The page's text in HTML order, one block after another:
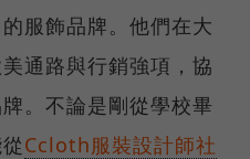
服飾品牌。他們在大
通路與行銷強項，協
。不論是剛從學校畢
Ccloth服裝設計師社